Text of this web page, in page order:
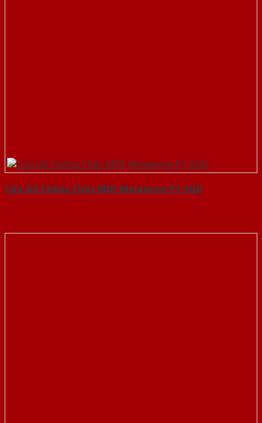
Cửa Gỗ Chống Cháy MDF Melamine P1-SGD